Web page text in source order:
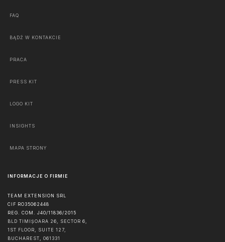
FAQ
BĄDŹ W KONTAKCIE
PRACA
PRESS KIT
LOGO KIT
INSIGHTS
MAPA STRONY
INFORMACJE O FIRMIE
TEAM EXTENSION SRL
CIF RO35062448
REG. COM. J40/11836/2015
BLD TIMIȘOARA 26, SECTOR 6,
1ST FLOOR, SUITE 127,
BUCHAREST, 061331